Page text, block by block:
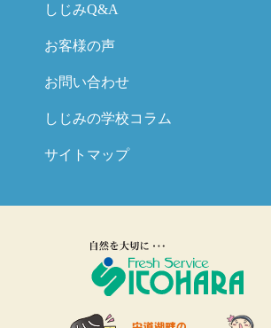
しじみQ&A
お客様の声
お問い合わせ
しじみの学校コラム
サイトマップ